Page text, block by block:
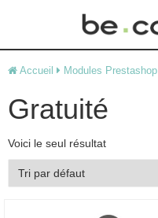
to
Accueil Modules Prestashop
Gratuité
Voici le seul résultat